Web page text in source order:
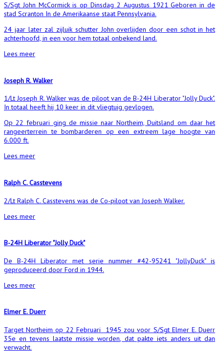
S/Sgt John McCormick is op Dinsdag 2 Augustus 1921 Geboren in de
stad Scranton In de Amerikaanse staat Pennsylvania.
24 jaar later zal zijluik schutter John overlijden door een schot in het
achterhoofd, in een voor hem totaal onbekend land.
Lees meer
Joseph R. Walker
1/Lt Joseph R. Walker was de piloot van de B-24H Liberator "Jolly Duck".
In totaal heeft hij 10 keer in dit vliegtuig gevlogen.
Op 22 februari ging de missie naar Northeim, Duitsland om daar het
rangeerterrein te bombarderen op een extreem lage hoogte van
6.000 ft.
Lees meer
Ralph C. Casstevens
2/Lt Ralph C. Casstevens was de Co-piloot van Joseph Walker.
Lees meer
B-24H Liberator "Jolly Duck"
De B-24H Liberator met serie nummer #42-95241 "JollyDuck" is
geproduceerd door Ford in 1944.
Lees meer
Elmer E. Duerr
Target Northeim op 22 Februari 1945 zou voor S/Sgt Elmer E. Duerr
35e en tevens laatste missie worden, dat pakte iets anders uit dan
verwacht.